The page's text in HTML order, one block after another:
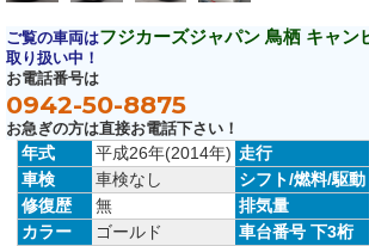
年式 平成26年(2014年) 走行
車検
車検なし シフト/燃料/駆動
修復歴
無 排気量
カラー
ゴールド 車台番号 下3桁
ご覧の車両はフジカーズジャパン 鳥栖 キャン
取り扱い中！
お電話番号は
0942-50-8875
お急ぎの方は直接お電話下さい！